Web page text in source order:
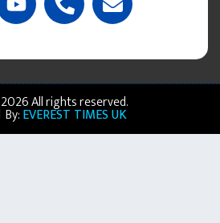
All rights reserved.
EVEREST TIMES UK